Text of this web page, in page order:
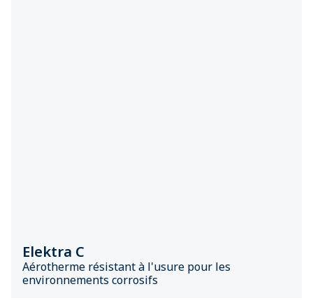
Elektra C
Aérotherme résistant à l'usure pour les
environnements corrosifs